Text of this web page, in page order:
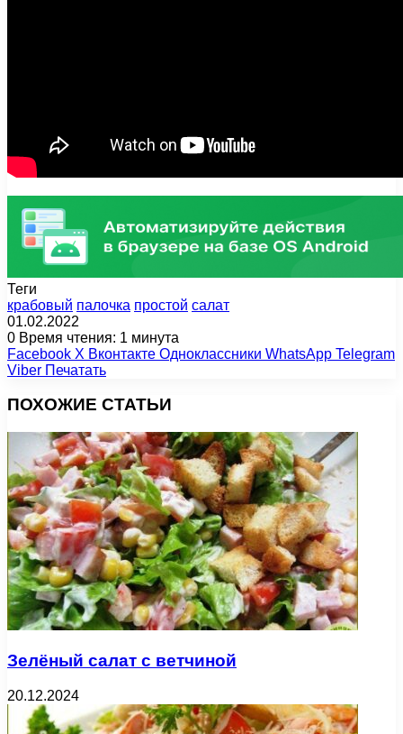
Теги
крабовый палочка простой салат
01.02.2022
0 Время чтения: 1 минута
Facebook X Вконтакте Одноклассники WhatsApp Telegram
Viber Печатать
ПОХОЖИЕ СТАТЬИ
Зелёный салат с ветчиной
20.12.2024